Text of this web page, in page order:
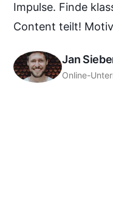
Impulse. Finde
Content teilt!
Jan
Online-